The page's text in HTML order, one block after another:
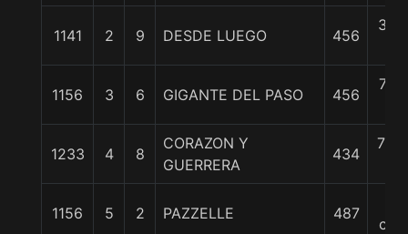
1141 2 9 DESDE LUEGO 456
3 1/
1156 3 6 GIGANTE DEL PASO 456
7 1/
1233 4 8
CORAZON Y
GUERRERA
434
7 3/
1156 5 2 PAZZELLE 487